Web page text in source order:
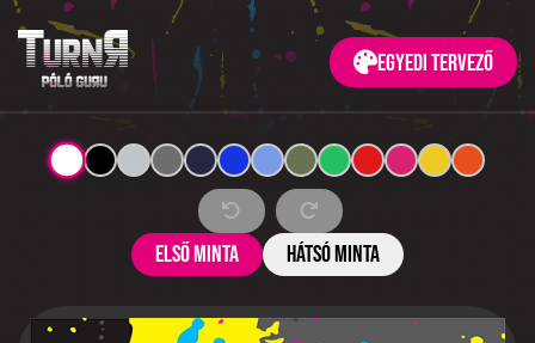
Egyedi tervező
Első minta Hátsó minta